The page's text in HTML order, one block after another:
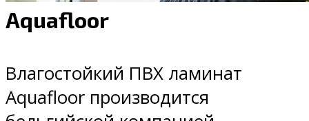
Aquafloor
Влагостойкий ПВХ ламинат
Aquafloor производится